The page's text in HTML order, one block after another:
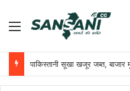
Menu
पाकिस्तानी सूखा खजूर जब्त, बाजार